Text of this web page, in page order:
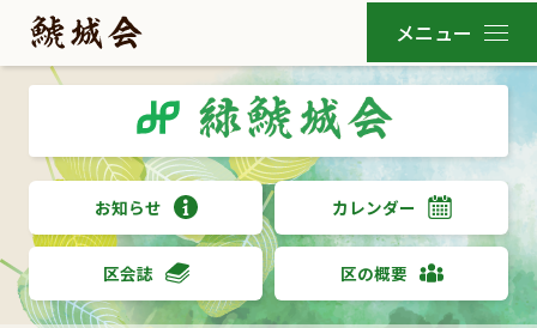
お知らせ カレンダー
区会誌 区の概要